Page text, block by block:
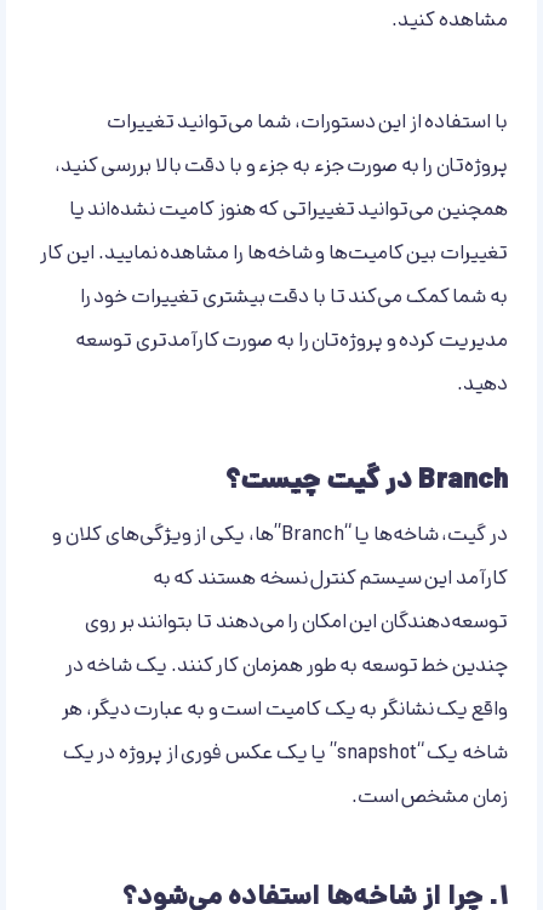
مشاهده کنید.
با استفاده از این دستورات، شما می‌توانید تغییرات
پروژه‌تان را به صورت جزء به جزء و با دقت بالا بررسی کنید،
همچنین می‌توانید تغییراتی که هنوز کامیت نشده‌اند یا
تغییرات بین کامیت‌ها و شاخه‌ها را مشاهده نمایید. این کار
به شما کمک می‌کند تا با دقت بیشتری تغییرات خود را
مدیریت کرده و پروژه‌تان را به صورت کارآمدتری توسعه
دهید.
Branch در گیت چیست؟
در گیت، شاخه‌ها یا “Branch”‌ها، یکی از ویژگی‌های کلان و
کارآمد این سیستم کنترل نسخه هستند که به
توسعه‌دهندگان این امکان را می‌دهند تا بتوانند بر روی
چندین خط توسعه به طور همزمان کار کنند. یک شاخه در
واقع یک نشانگر به یک کامیت است و به عبارت دیگر، هر
شاخه یک “snapshot” یا یک عکس فوری از پروژه در یک
زمان مشخص است.
۱. چرا از شاخه‌ها استفاده می‌شود؟